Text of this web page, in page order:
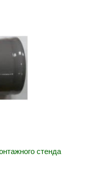
стенда